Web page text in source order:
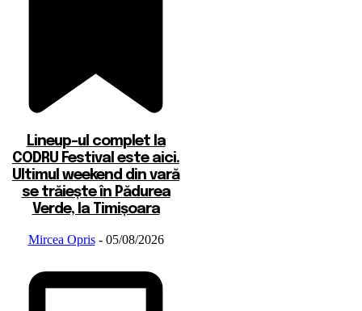
Lineup-ul complet la
CODRU Festival este aici.
Ultimul weekend din vară
se trăiește în Pădurea
Verde, la Timișoara
Mircea Opris - 05/08/2026